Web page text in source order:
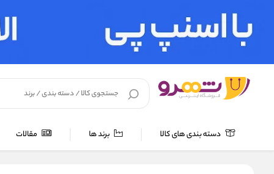
دسته بندی های کالا برند ها مقالات
لوازم بهداشتی مراقبت پوست کرم ضد آفتاب